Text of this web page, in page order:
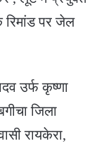
रिमांड पर जेल
उर्फ कृष्णा
जिला
रायकेरा,